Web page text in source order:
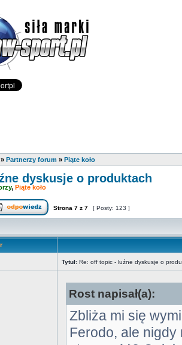
» Partnerzy forum » Piąte koło
dyskusje o produktach
, Piąte koło
Strona 7 z 7 [ Posty: 123 ]
Tytuł: Re: off topic - luźne dyskusje o
Rost napisał(a):
Zbliża mi się
Ferodo, ale nigdy